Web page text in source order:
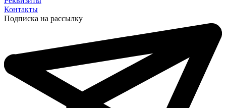
Контакты
Подписка на рассылку